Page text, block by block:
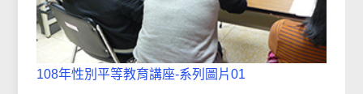
108年性別平等教育講座-系列圖片01